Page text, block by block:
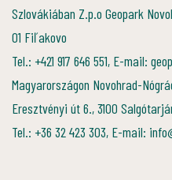
Szlovákiában Z.p.o Geopark
01 Fiľakovo
Tel.: +421 917 646 551, E-mail:
Magyarországon Novohrad-
Eresztvényi út 6., 3100
Tel.: +36 32 423 303, E-mail: